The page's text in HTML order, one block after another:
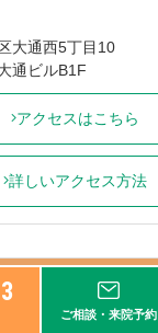
ご相談・来院予約
大通西5丁目10
通ビルB1F
アクセスはこちら
詳しいアクセス方法